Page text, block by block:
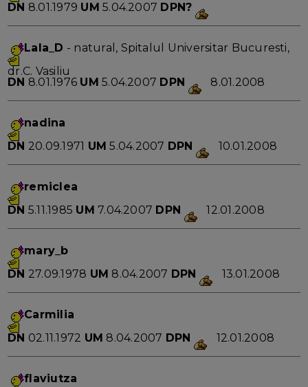
DN 8.01.1979 UM 5.04.2007 DPN?
Lala_D - natural, Spitalul Universitar Bucuresti,
dr.C. Vasiliu
DN 8.01.1976 UM 5.04.2007 DPN 8.01.2008
nadina
DN 20.09.1971 UM 5.04.2007 DPN 10.01.2008
remiclea
DN 5.11.1985 UM 7.04.2007 DPN 12.01.2008
mary_b
DN 27.09.1978 UM 8.04.2007 DPN 13.01.2008
Carmilia
DN 02.11.1972 UM 8.04.2007 DPN 12.01.2008
flaviutza